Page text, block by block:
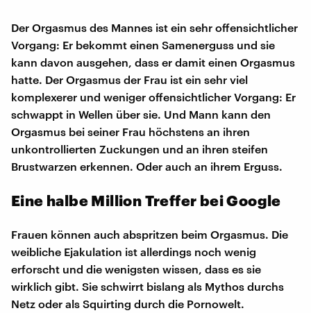
Der Orgasmus des Mannes ist ein sehr offensichtlicher
Vorgang: Er bekommt einen Samenerguss und sie
kann davon ausgehen, dass er damit einen Orgasmus
hatte. Der Orgasmus der Frau ist ein sehr viel
komplexerer und weniger offensichtlicher Vorgang: Er
schwappt in Wellen über sie. Und Mann kann den
Orgasmus bei seiner Frau höchstens an ihren
unkontrollierten Zuckungen und an ihren steifen
Brustwarzen erkennen. Oder auch an ihrem Erguss.
Eine halbe Million Treffer bei Google
Frauen können auch abspritzen beim Orgasmus. Die
weibliche Ejakulation ist allerdings noch wenig
erforscht und die wenigsten wissen, dass es sie
wirklich gibt. Sie schwirrt bislang als Mythos durchs
Netz oder als Squirting durch die Pornowelt.